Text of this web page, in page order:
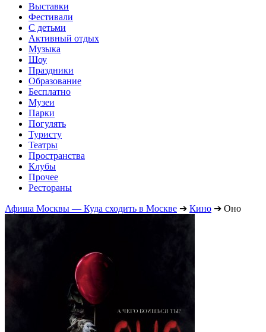
Выставки
Фестивали
С детьми
Активный отдых
Музыка
Шоу
Праздники
Образование
Бесплатно
Музеи
Парки
Погулять
Туристу
Театры
Пространства
Клубы
Прочее
Рестораны
Афиша Москвы — Куда сходить в Москве ➔ Кино ➔ Оно